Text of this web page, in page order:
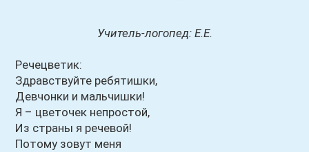
Учитель-логопед: Е.Е.
Речецветик:
Здравствуйте ребятишки,
Девчонки и мальчишки!
Я – цветочек непростой,
Из страны я речевой!
Потому зовут меня